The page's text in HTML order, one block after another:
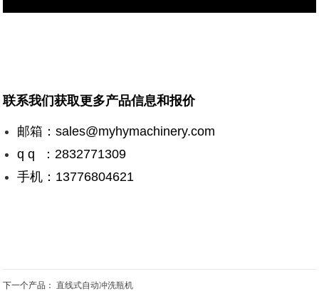
联系我们获取更多产品信息和报价
邮箱：sales@myhymachinery.com
q q ：2832771309
手机：13776804621
下一个产品：直线式自动冲洗瓶机